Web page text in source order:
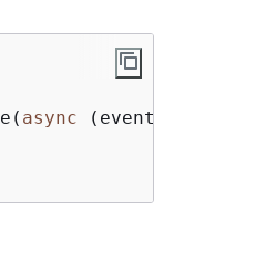
async (event,